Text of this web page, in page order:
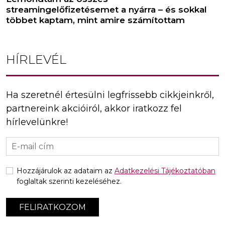
streamingelőfizetésemet a nyárra – és sokkal
többet kaptam, mint amire számítottam
HÍRLEVÉL
Ha szeretnél értesülni legfrissebb cikkjeinkről,
partnereink akcióiról, akkor iratkozz fel
hírlevelünkre!
FELIRATKOZOM
Hozzájárulok az adataim az Adatkezelési Tájékoztatóban
foglaltak szerinti kezeléséhez.